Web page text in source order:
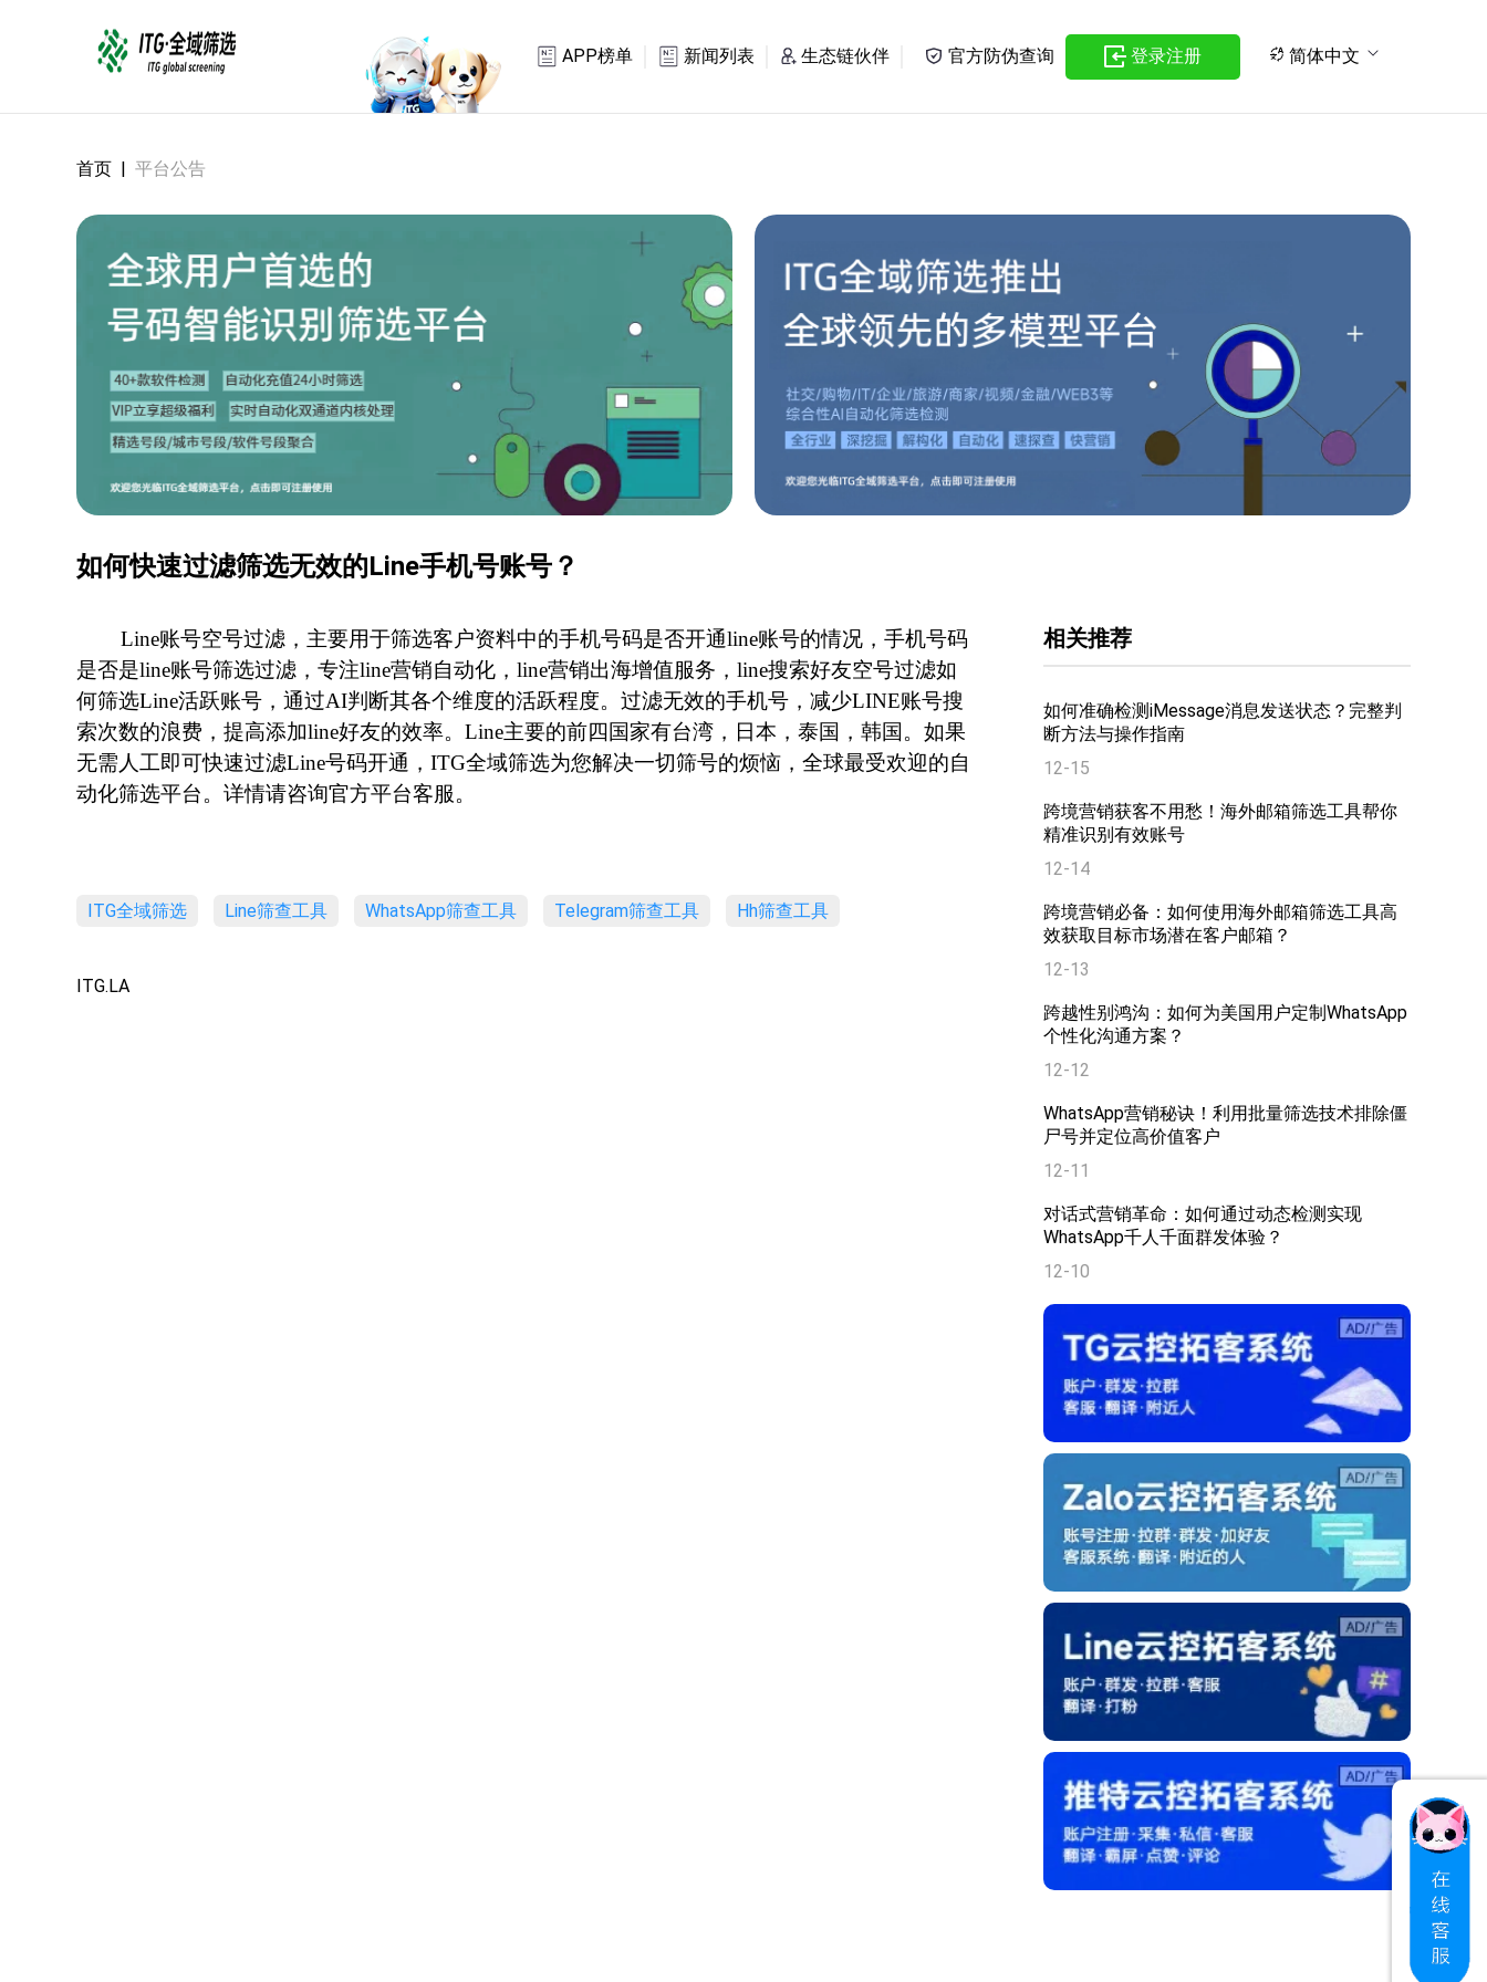
APP榜单 新闻列表 生态链伙伴 官方防伪查询 登录注册 简体中文
首页 | 平台公告
如何快速过滤筛选无效的Line手机号账号？
Line账号空号过滤，主要用于筛选客户资料中的手机号码是否开通line账号的情况，手机号码
是否是line账号筛选过滤，专注line营销自动化，line营销出海增值服务，line搜索好友空号过滤如
何筛选Line活跃账号，通过AI判断其各个维度的活跃程度。过滤无效的手机号，减少LINE账号搜
索次数的浪费，提高添加line好友的效率。Line主要的前四国家有台湾，日本，泰国，韩国。如果
无需人工即可快速过滤Line号码开通，ITG全域筛选为您解决一切筛号的烦恼，全球最受欢迎的自
动化筛选平台。详情请咨询官方平台客服。
ITG全域筛选 Line筛查工具 WhatsApp筛查工具 Telegram筛查工具 Hh筛查工具
ITG.LA
相关推荐
如何准确检测iMessage消息发送状态？完整判
断方法与操作指南
12-15
跨境营销获客不用愁！海外邮箱筛选工具帮你
精准识别有效账号
12-14
跨境营销必备：如何使用海外邮箱筛选工具高
效获取目标市场潜在客户邮箱？
12-13
跨越性别鸿沟：如何为美国用户定制WhatsApp
个性化沟通方案？
12-12
WhatsApp营销秘诀！利用批量筛选技术排除僵
尸号并定位高价值客户
12-11
对话式营销革命：如何通过动态检测实现
WhatsApp千人千面群发体验？
12-10